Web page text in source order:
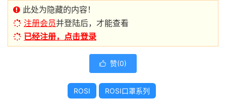
此处为隐藏的内容！
注册会员并登陆后，才能查看
已经注册，点击登录
 赞(0)
ROSI ROSI口罩系列